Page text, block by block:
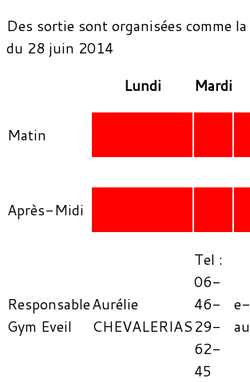
Des sortie sont organisées comme
du 28 juin 2014
Lundi
Mardi
Matin
Après-Midi
Responsable
Gym Eveil
Aurélie
CHEVALERIAS
Tel :
06-
46-
29-
62-
45